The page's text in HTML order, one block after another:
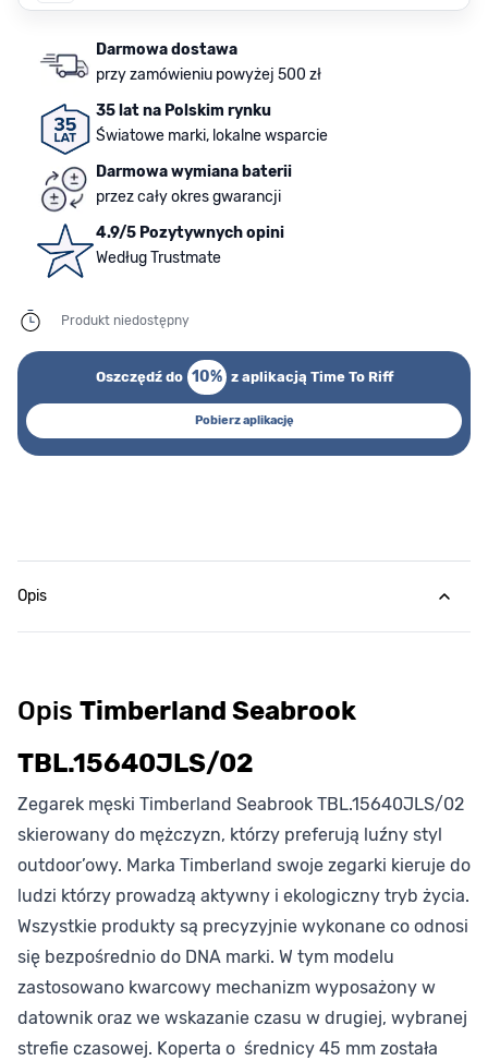
Darmowa dostawa
przy zamówieniu powyżej 500 zł
35 lat na Polskim rynku
Światowe marki, lokalne wsparcie
Darmowa wymiana baterii
przez cały okres gwarancji
4.9/5 Pozytywnych opini
Według Trustmate
Produkt niedostępny
Oszczędź do 10% z aplikacją Time To Riff
Pobierz aplikację
Opis
Opis Timberland Seabrook
TBL.15640JLS/02
Zegarek męski Timberland Seabrook TBL.15640JLS/02
skierowany do mężczyzn, którzy preferują luźny styl
outdoor’owy. Marka Timberland swoje zegarki kieruje do
ludzi którzy prowadzą aktywny i ekologiczny tryb życia.
Wszystkie produkty są precyzyjnie wykonane co odnosi
się bezpośrednio do DNA marki. W tym modelu
zastosowano kwarcowy mechanizm wyposażony w
datownik oraz we wskazanie czasu w drugiej, wybranej
strefie czasowej. Koperta o średnicy 45 mm została